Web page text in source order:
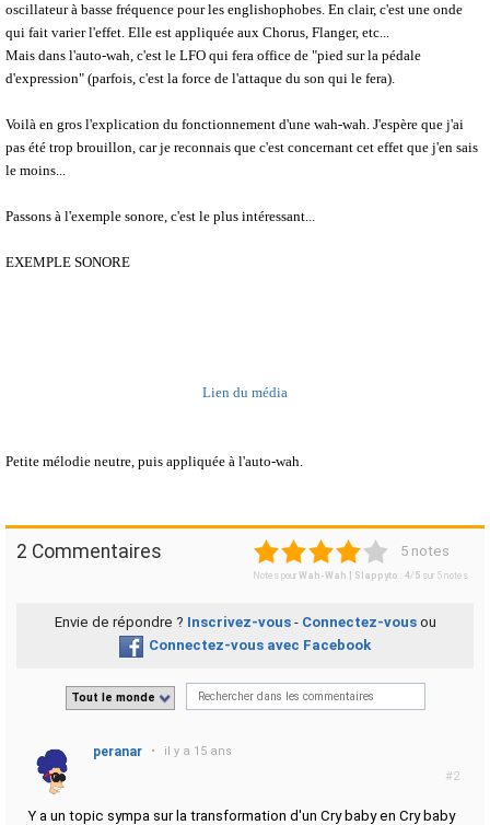
oscillateur à basse fréquence pour les englishophobes. En clair, c'est une onde
qui fait varier l'effet. Elle est appliquée aux Chorus, Flanger, etc...
Mais dans l'auto-wah, c'est le LFO qui fera office de "pied sur la pédale
d'expression" (parfois, c'est la force de l'attaque du son qui le fera).
Voilà en gros l'explication du fonctionnement d'une wah-wah. J'espère que j'ai
pas été trop brouillon, car je reconnais que c'est concernant cet effet que j'en sais
le moins...
Passons à l'exemple sonore, c'est le plus intéressant...
EXEMPLE SONORE
Lien du média
Petite mélodie neutre, puis appliquée à l'auto-wah.
2 Commentaires 1 2 3 4 5 notes
Notes pour Wah-Wah | Slappyto 4/ 5 sur 5 notes
Envie de répondre ? Inscrivez-vous- Connectez-vousou
Connectez-vous avec Facebook
Tout le monde
#2
peranar • il y a 15 ans
Y a un topic sympa sur la transformation d'un Cry baby en Cry baby